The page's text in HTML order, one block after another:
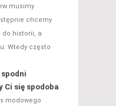
musimy
chcemy
do historii, a
Wtedy często
Ci się spodoba
modowego